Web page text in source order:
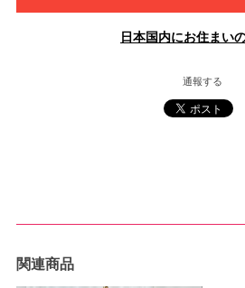
日本国内にお住まい
通報する
関連商品